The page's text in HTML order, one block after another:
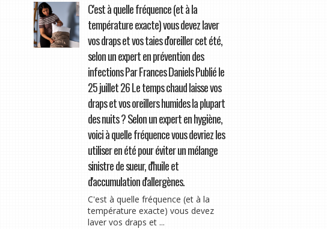
C'est à quelle fréquence (et à la
température exacte) vous devez laver
vos draps et vos taies d'oreiller cet été,
selon un expert en prévention des
infections Par Frances Daniels Publié le
25 juillet 26 Le temps chaud laisse vos
draps et vos oreillers humides la plupart
des nuits ? Selon un expert en hygiène,
voici à quelle fréquence vous devriez les
utiliser en été pour éviter un mélange
sinistre de sueur, d'huile et
d'accumulation d'allergènes.
C'est à quelle fréquence (et à la
température exacte) vous devez
laver vos draps et ...